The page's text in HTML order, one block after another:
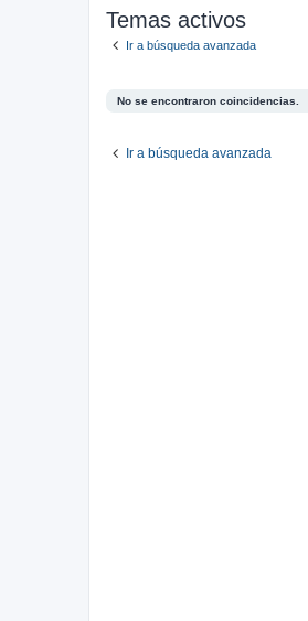
Temas activos
Ir a búsqueda avanzada
No se encontraron coincidencias.
Ir a búsqueda avanzada